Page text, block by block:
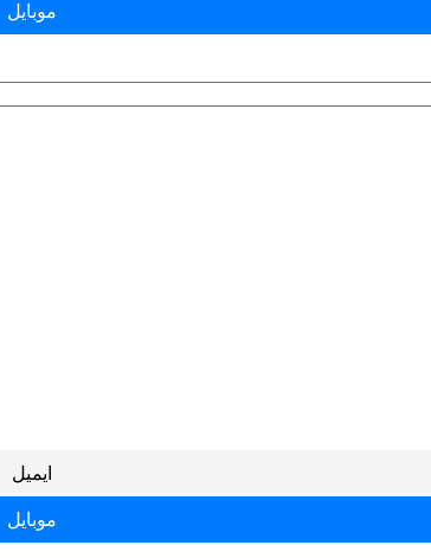
موبایل
ایمیل
موبایل